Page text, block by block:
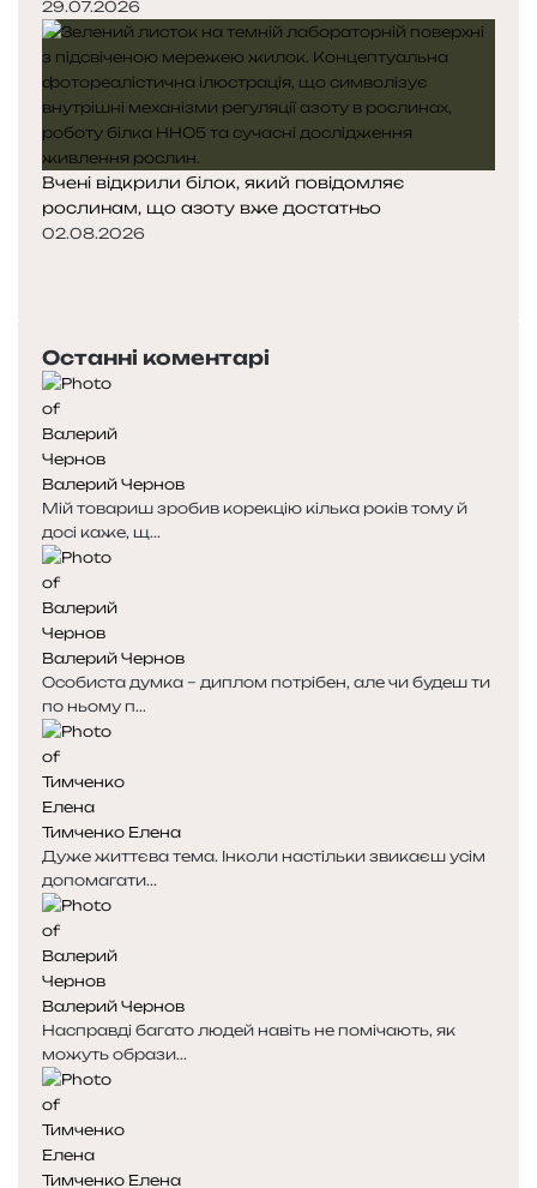
29.07.2026
Вчені відкрили білок, який повідомляє
рослинам, що азоту вже достатньо
02.08.2026
р
е
д
н
я
с
т
о
р
і
н
к
а
т
у
п
н
а
с
т
о
р
і
н
к
а
Останні коментарі
Валерий Чернов
Мій товариш зробив корекцію кілька років тому й
досі каже, щ...
Валерий Чернов
Особиста думка – диплом потрібен, але чи будеш ти
по ньому п...
Тимченко Елена
Дуже життєва тема. Інколи настільки звикаєш усім
допомагати...
Валерий Чернов
Насправді багато людей навіть не помічають, як
можуть образи...
Тимченко Елена